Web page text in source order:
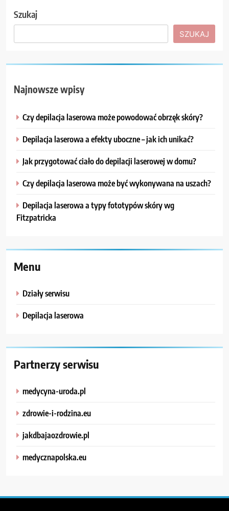
Szukaj
SZUKAJ
Najnowsze wpisy
Czy depilacja laserowa może powodować obrzęk skóry?
Depilacja laserowa a efekty uboczne – jak ich unikać?
Jak przygotować ciało do depilacji laserowej w domu?
Czy depilacja laserowa może być wykonywana na uszach?
Depilacja laserowa a typy fototypów skóry wg
Fitzpatricka
Menu
Działy serwisu
Depilacja laserowa
Partnerzy serwisu
medycyna-uroda.pl
zdrowie-i-rodzina.eu
jakdbajaozdrowie.pl
medycznapolska.eu